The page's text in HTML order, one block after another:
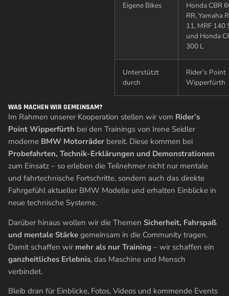
Eigene Bikes
Honda CBR
RR, Yamaha
11, MRF 140
und Honda
300 L
Unterstützt
durch
Rider’s Point
Wipperfürth
WAS MACHEN WIR GEMEINSAM?
Im Rahmen unserer Kooperation stellen wir vom Rider’s
Point Wipperfürth bei den Trainings von Irene Seidler
moderne BMW Motorräder bereit. Diese kommen bei
Probefahrten, Technik-Erklärungen und Demonstrationen
zum Einsatz – so erleben die Teilnehmer nicht nur mentale
und fahrtechnische Fortschritte, sondern auch das direkte
Fahrgefühl aktueller BMW Modelle und erhalten Einblicke in
neue technische Systeme.
Darüber hinaus wollen wir die Themen Sicherheit, Fahrspaß
und mentale Stärke gemeinsam in die Community tragen.
Damit schaffen wir mehr als nur Training – wir schaffen ein
ganzheitliches Erlebnis, das Maschine und Mensch
verbindet.
Bleib dran für Einblicke, Fotos, Videos und kommende Events